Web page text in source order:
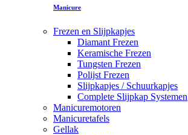
Manicure
Frezen en Slijpkapjes
Diamant Frezen
Keramische Frezen
Tungsten Frezen
Polijst Frezen
Slijpkapjes / Schuurkapjes
Complete Slijpkap Systemen
Manicuremotoren
Manicuretafels
Gellak